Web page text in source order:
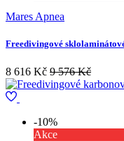
Mares Apnea
Freedivingové
8 616 Kč 9 576 Kč
-10%
Akce